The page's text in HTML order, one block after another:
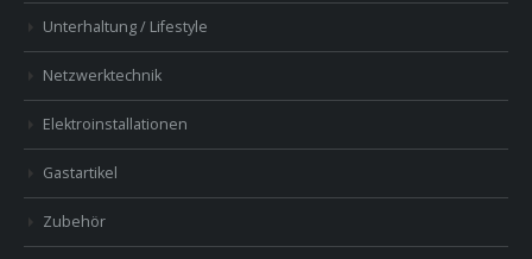
Unterhaltung / Lifestyle
Netzwerktechnik
Elektroinstallationen
Gastartikel
Zubehör